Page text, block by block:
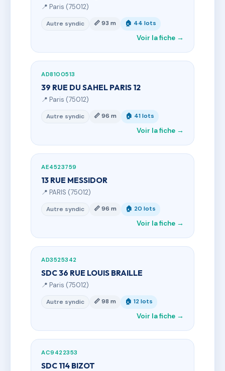
📍 Paris (75012)
Autre syndic 📏 93 m 🏠 44 lots
Voir la fiche →
AD8100513
39 RUE DU SAHEL PARIS 12
📍 Paris (75012)
Autre syndic 📏 96 m 🏠 41 lots
Voir la fiche →
AE4523759
13 RUE MESSIDOR
📍 PARIS (75012)
Autre syndic 📏 96 m 🏠 20 lots
Voir la fiche →
AD3525342
SDC 36 RUE LOUIS BRAILLE
📍 Paris (75012)
Autre syndic 📏 98 m 🏠 12 lots
Voir la fiche →
AC9422353
SDC 114 BIZOT